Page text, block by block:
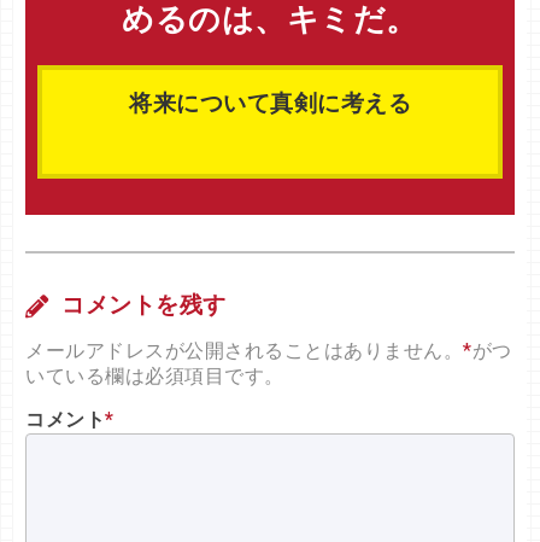
めるのは、キミだ。
将来について真剣に考える
コメントを残す
メールアドレスが公開されることはありません。*がつ
いている欄は必須項目です。
コメント*